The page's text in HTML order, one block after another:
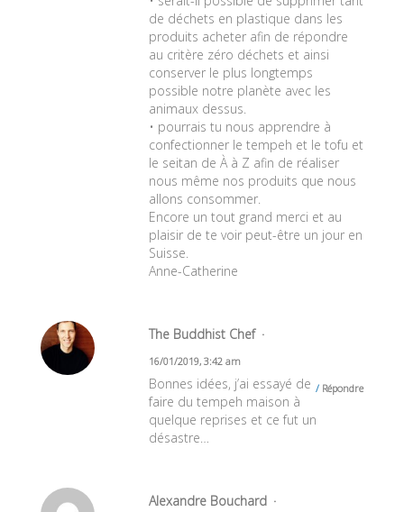
de déchets en plastique dans les
produits acheter afin de répondre
au critère zéro déchets et ainsi
conserver le plus longtemps
possible notre planète avec les
animaux dessus.
• pourrais tu nous apprendre à
confectionner le tempeh et le tofu et
le seitan de À à Z afin de réaliser
nous même nos produits que nous
allons consommer.
Encore un tout grand merci et au
plaisir de te voir peut-être un jour en
Suisse.
Anne-Catherine
The Buddhist Chef
16/01/2019, 3:42 am
Répondre
Bonnes idées, j’ai essayé de
faire du tempeh maison à
quelque reprises et ce fut un
désastre…
Alexandre Bouchard